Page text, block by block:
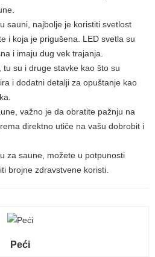
sauni, najbolje je koristiti svetlost
i koja je prigušena. LED svetla su
i imaju dug vek trajanja.
su i druge stavke kao što su
i dodatni detalji za opuštanje kao
važno je da obratite pažnju na
direktno utiče na vašu dobrobit i
za saune, možete u potpunosti
brojne zdravstvene koristi.
Peći